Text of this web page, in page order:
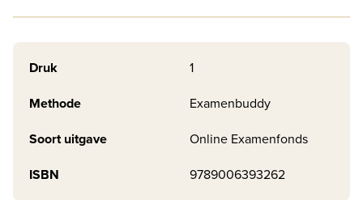
Druk
1
Methode
Examenbuddy
Soort uitgave
Online Examenfonds
ISBN
9789006393262